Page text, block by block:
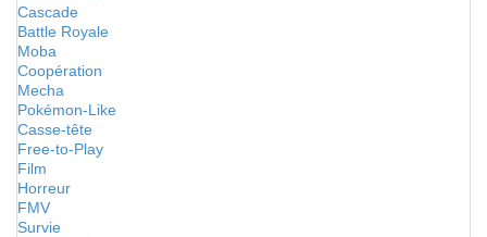
Cascade
Battle Royale
Moba
Coopération
Mecha
Pokémon-Like
Casse-tête
Free-to-Play
Film
Horreur
FMV
Survie